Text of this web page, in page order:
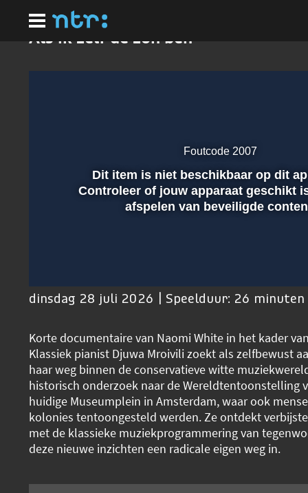
hoofdinhoud
Als ik zelf de zon ben
Afspelen
Foutcode 2007
Dit item is niet beschikbaar op dit
Controleer of jouw apparaat geschikt
afspelen van beveiligde
dinsdag 28 juli 2026 | Speelduur: 26 minuten
Korte documentaire van Naomi White in het kader
Klassiek pianist Djuwa Mroivili zoekt als zelfbewust
haar weg binnen de conservatieve witte
historisch onderzoek naar de Wereldtentoonstelling
huidige Museumplein in Amsterdam, waar ook
kolonies tentoongesteld werden. Ze ontdekt
met de klassieke muziekprogrammering van
deze nieuwe inzichten een radicale eigen weg in.